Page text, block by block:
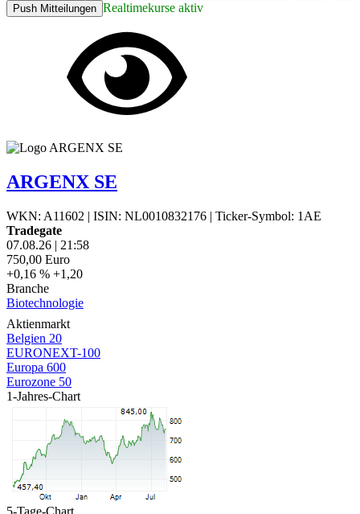
Push Mitteilungen Realtimekurse aktiv
ARGENX SE
WKN: A11602 | ISIN: NL0010832176 | Ticker-Symbol: 1AE
Tradegate
07.08.26 | 21:58
750,00 Euro
+0,16 % +1,20
Branche
Biotechnologie
Aktienmarkt
Belgien 20
EURONEXT-100
Europa 600
Eurozone 50
1-Jahres-Chart
5-Tage-Chart